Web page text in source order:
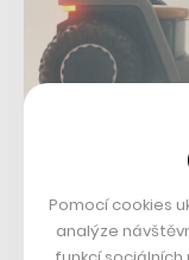
Pomocí cookies
analýze